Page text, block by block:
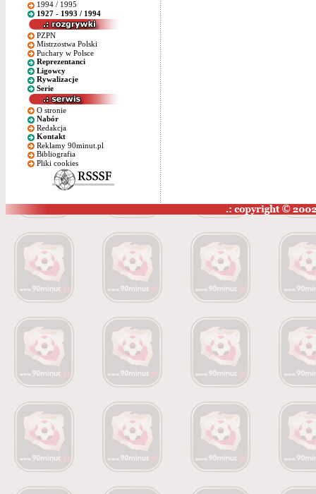
1994 / 1995
1927 - 1993 / 1994
PZPN
Mistrzostwa Polski
Puchary w Polsce
Reprezentanci
Ligowcy
Rywalizacje
Serie
O stronie
Nabór
Redakcja
Kontakt
Reklamy 90minut.pl
Bibliografia
Pliki cookies